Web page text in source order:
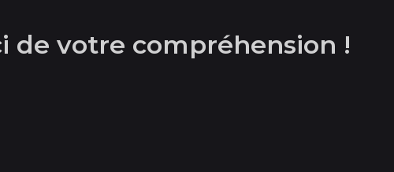
de votre compréhension !